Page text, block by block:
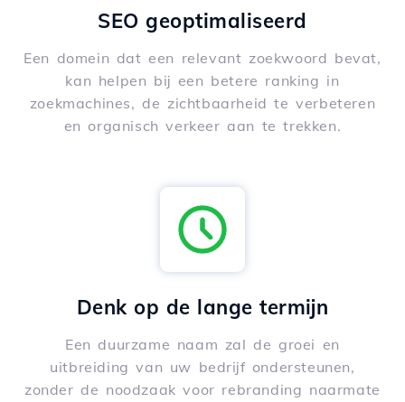
SEO geoptimaliseerd
Een domein dat een relevant zoekwoord bevat,
kan helpen bij een betere ranking in
zoekmachines, de zichtbaarheid te verbeteren
en organisch verkeer aan te trekken.
Denk op de lange termijn
Een duurzame naam zal de groei en
uitbreiding van uw bedrijf ondersteunen,
zonder de noodzaak voor rebranding naarmate